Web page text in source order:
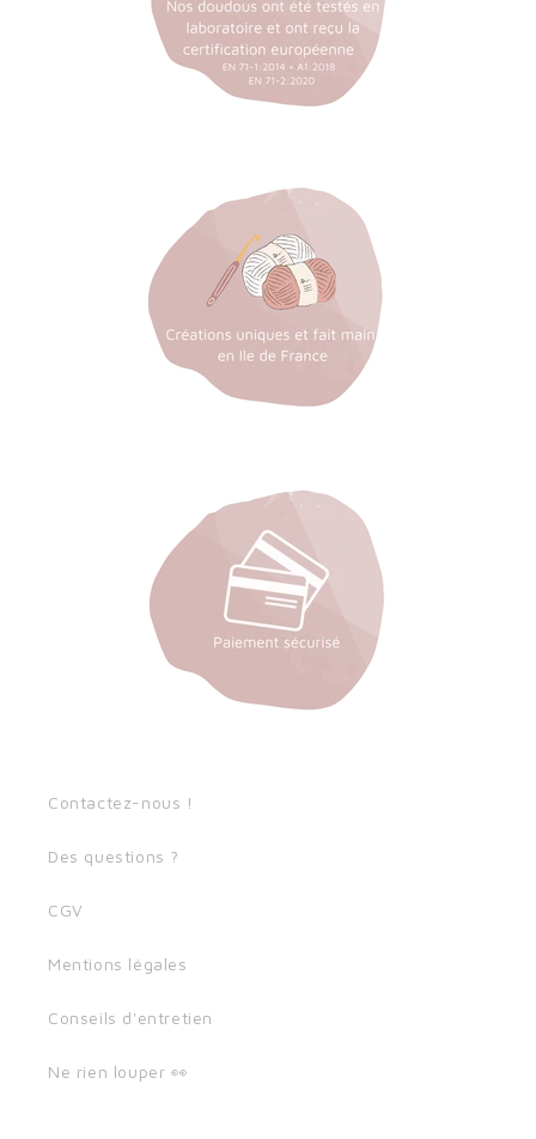
Contactez-nous !
Des questions ?
CGV
Mentions légales
Conseils d'entretien
Ne rien louper 👀